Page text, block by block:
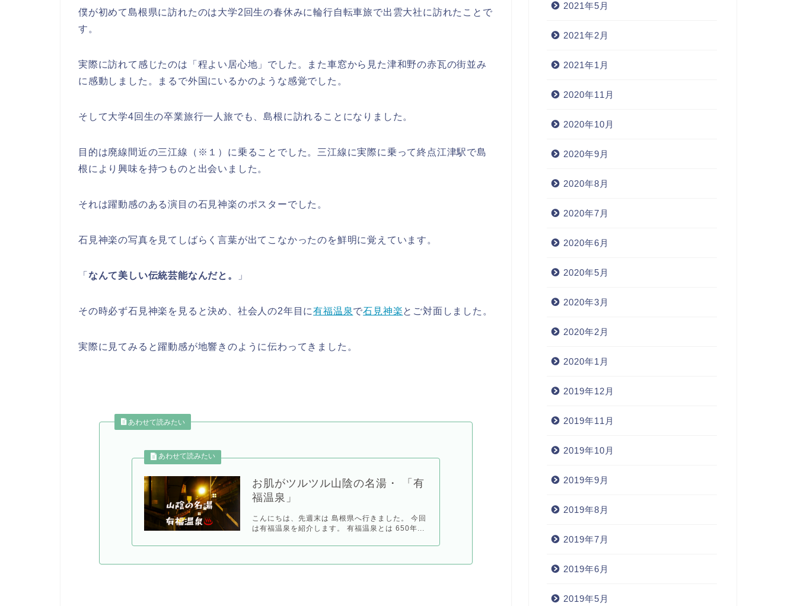
僕が初めて島根県に訪れたのは大学2回生の春休みに輪行自転車旅で出雲大社に訪れたことで
す。
実際に訪れて感じたのは「程よい居心地」でした。また車窓から見た津和野の赤瓦の街並み
に感動しました。まるで外国にいるかのような感覚でした。
そして大学4回生の卒業旅行一人旅でも、島根に訪れることになりました。
目的は廃線間近の三江線（※１）に乗ることでした。三江線に実際に乗って終点江津駅で島
根により興味を持つものと出会いました。
それは躍動感のある演目の石見神楽のポスターでした。
石見神楽の写真を見てしばらく言葉が出てこなかったのを鮮明に覚えています。
「 なんて美しい伝統芸能なんだと。 」
その時必ず石見神楽を見ると決め、社会人の2年目に有福温泉で石見神楽とご対面しました。
実際に見てみると躍動感が地響きのように伝わってきました。
あわせて読みたい
お肌がツルツル山陰の名湯・ 「有
福温泉」
こんにちは、先週末は 島根県へ行きました。 今回
は有福温泉を紹介します。 有福温泉とは 650年...
2021年5月
2021年2月
2021年1月
2020年11月
2020年10月
2020年9月
2020年8月
2020年7月
2020年6月
2020年5月
2020年3月
2020年2月
2020年1月
2019年12月
2019年11月
2019年10月
2019年9月
2019年8月
2019年7月
2019年6月
2019年5月